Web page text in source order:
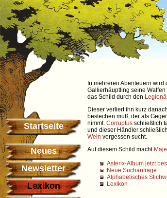
Startseite
Neues
Newsletter
Lexikon
In mehreren Abenteuern
Gallierhäuptling seine Waffen
das Schild durch den
Dieser verliert ihn kurz
bestechen muß, der als
nimmt. Corruptus schließlich
und dieser Händler
Wein vergessen sucht.
Auf diesem Schild macht
Asterix-Album jetzt
Neue Suchanfrage
Alphabetisches
Lexikon